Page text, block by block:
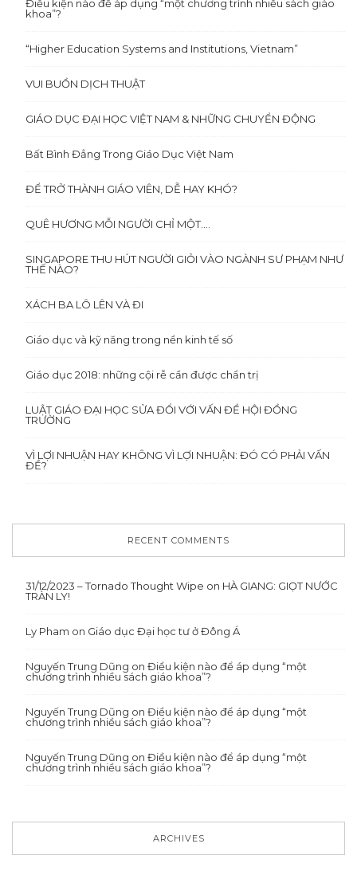
Điều kiện nào để áp dụng “một chương trình nhiều sách giáo
khoa”?
“Higher Education Systems and Institutions, Vietnam”
VUI BUỒN DỊCH THUẬT
GIÁO DỤC ĐẠI HỌC VIỆT NAM & NHỮNG CHUYỂN ĐỘNG
Bất Bình Đẳng Trong Giáo Dục Việt Nam
ĐỂ TRỞ THÀNH GIÁO VIÊN, DỄ HAY KHÓ?
QUÊ HƯƠNG MỖI NGƯỜI CHỈ MỘT….
SINGAPORE THU HÚT NGƯỜI GIỎI VÀO NGÀNH SƯ PHẠM NHƯ
THẾ NÀO?
XÁCH BA LÔ LÊN VÀ ĐI
Giáo dục và kỹ năng trong nền kinh tế số
Giáo dục 2018: những cội rễ cần được chẩn trị
LUẬT GIÁO ĐẠI HỌC SỬA ĐỔI VỚI VẤN ĐỀ HỘI ĐỒNG
TRƯỜNG
VÌ LỢI NHUẬN HAY KHÔNG VÌ LỢI NHUẬN: ĐÓ CÓ PHẢI VẤN
ĐỀ?
RECENT COMMENTS
31/12/2023 – Tornado Thought Wipe on HÀ GIANG: GIỌT NƯỚC
TRÀN LY!
Ly Pham on Giáo dục Đại học tư ở Đông Á
Nguyến Trung Dũng onĐiều kiện nào để áp dụng “một
chương trình nhiều sách giáo khoa”?
Nguyến Trung Dũng onĐiều kiện nào để áp dụng “một
chương trình nhiều sách giáo khoa”?
Nguyến Trung Dũng onĐiều kiện nào để áp dụng “một
chương trình nhiều sách giáo khoa”?
ARCHIVES